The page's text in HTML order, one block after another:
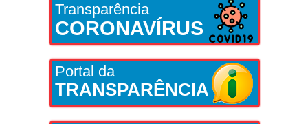
Transparência
CORONAVÍRUS
Portal da
TRANSPARÊNCIA